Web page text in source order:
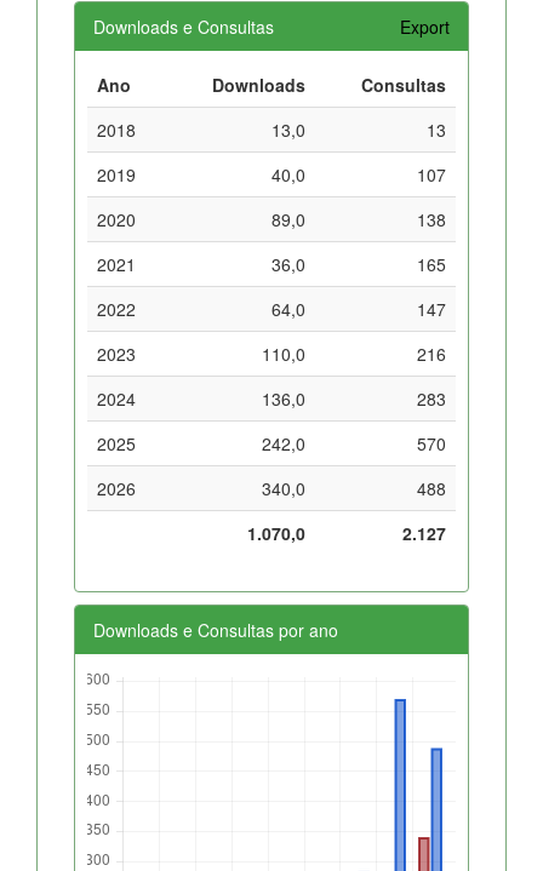
Downloads e Consultas Export
Ano Downloads
Consultas
2018
13,0
13
2019
40,0
107
2020
89,0
138
2021
36,0
165
2022
64,0
147
2023
110,0
216
2024
136,0
283
2025
242,0
570
2026
340,0
488
1.070,0
2.127
Downloads e Consultas por ano